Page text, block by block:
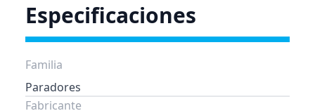
Especificaciones
Familia
Paradores
Fabricante